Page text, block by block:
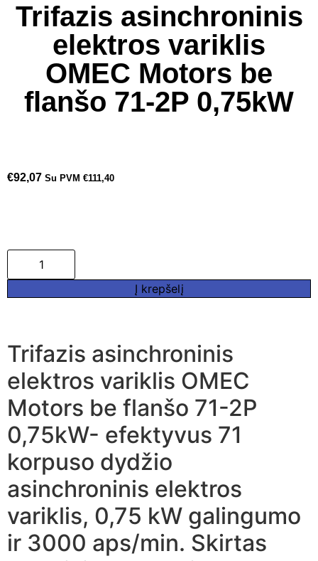
Trifazis asinchroninis
elektros variklis
OMEC Motors be
flanšo 71-2P 0,75kW
€92,07 Su PVM €111,40
Į krepšelį
Trifazis asinchroninis
elektros variklis OMEC
Motors be flanšo 71-2P
0,75kW- efektyvus 71
korpuso dydžio
asinchroninis elektros
variklis, 0,75 kW galingumo
ir 3000 aps/min. Skirtas